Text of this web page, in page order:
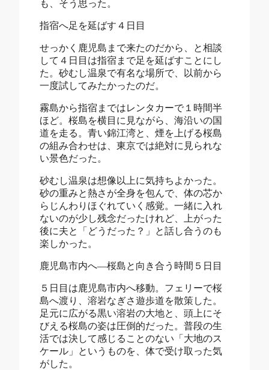
も、そう思った。
指宿へ足を延ばす４日目
せっかく鹿児島まで来たのだから、と相談
して４日目は指宿まで足を延ばすことにし
た。砂むし温泉で有名な場所で、以前から
一度試してみたかったのだ。
霧島から指宿まではレンタカーで１時間半
ほど。桜島を横目に見ながら、海沿いの国
道を走る。青い錦江湾と、煙を上げる桜島
の組み合わせは、東京では絶対に見られな
い景色だった。
砂むし温泉は想像以上に気持ちよかった。
砂の重みと熱さが全身を包んで、体の芯か
らじんわりほぐれていく感覚。一緒に入れ
ないのが少し残念だったけれど、上がった
後に夫と「どうだった？」と話し合うのも
楽しかった。
鹿児島市内へ―桜島と向き合う時間５日目
５日目は鹿児島市内へ移動。フェリーで桜
島へ渡り、溶岩なぎさ遊歩道を散策した。
足元に広がる黒い溶岩の大地と、頭上にそ
びえる桜島の姿は圧倒的だった。普段の生
活では決して感じることのない「大地のス
ケール」というものを、体で受け取った気
がした。